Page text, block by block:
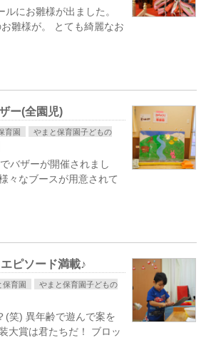
にお雛様が出ました。
雛様が。 とても綺麗なお
ー(全園児)
育園
やまと保育園子どもの
バザーが開催されまし
々なブースが用意されて
ピソード満載♪
保育園
やまと保育園子どもの
(笑) 異年齢で遊んで案を
大賞は君たちだ！ ブロッ